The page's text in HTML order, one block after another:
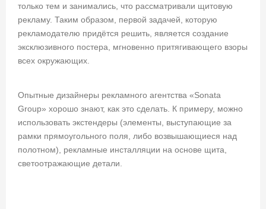
только тем и занимались, что рассматривали щитовую
рекламу. Таким образом, первой задачей, которую
рекламодателю придётся решить, является создание
эксклюзивного постера, мгновенно притягивающего взоры
всех окружающих.
Опытные дизайнеры рекламного агентства «Sonata
Group» хорошо знают, как это сделать. К примеру, можно
использовать экстендеры (элементы, выступающие за
рамки прямоугольного поля, либо возвышающиеся над
полотном), рекламные инсталляции на основе щита,
светоотражающие детали.